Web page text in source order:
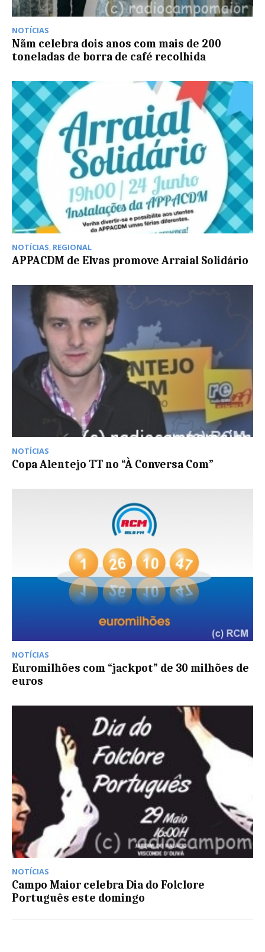
NOTÍCIAS
Nãm celebra dois anos com mais de 200
toneladas de borra de café recolhida
NOTÍCIAS, REGIONAL
APPACDM de Elvas promove Arraial Solidário
NOTÍCIAS
Copa Alentejo TT no “À Conversa Com”
NOTÍCIAS
Euromilhões com “jackpot” de 30 milhões de
euros
NOTÍCIAS
Campo Maior celebra Dia do Folclore
Português este domingo